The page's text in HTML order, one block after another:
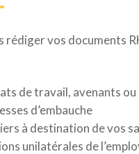
rédiger vos documents
de travail, avenants ou
d’embauche
à destination de vos
unilatérales de